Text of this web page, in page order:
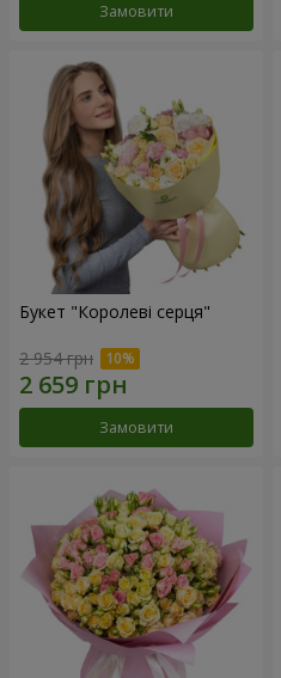
Замовити
Букет "Королеві серця"
2 954 грн
Замовити